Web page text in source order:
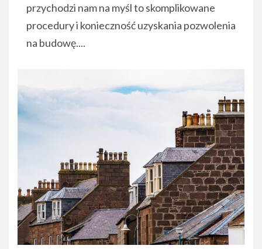
przychodzi nam na myśl to skomplikowane
procedury i konieczność uzyskania pozwolenia
na budowę....